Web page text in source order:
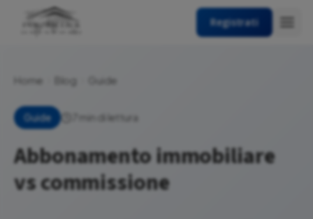
Registrati
Home Blog Guide
Guide 7 min di lettura
Abbonamento immobiliare
vs commissione